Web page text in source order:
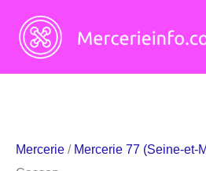
contenu
Mercerie / Mercerie 77 (Seine-et-